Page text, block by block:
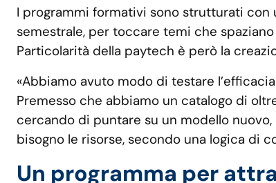
I programmi formativi sono strutturati con
semestrale, per toccare temi che
Particolarità della paytech è però la
«Abbiamo avuto modo di testare
Premesso che abbiamo un catalogo di
cercando di puntare su un modello
bisogno le risorse, secondo una logica di
Un programma per